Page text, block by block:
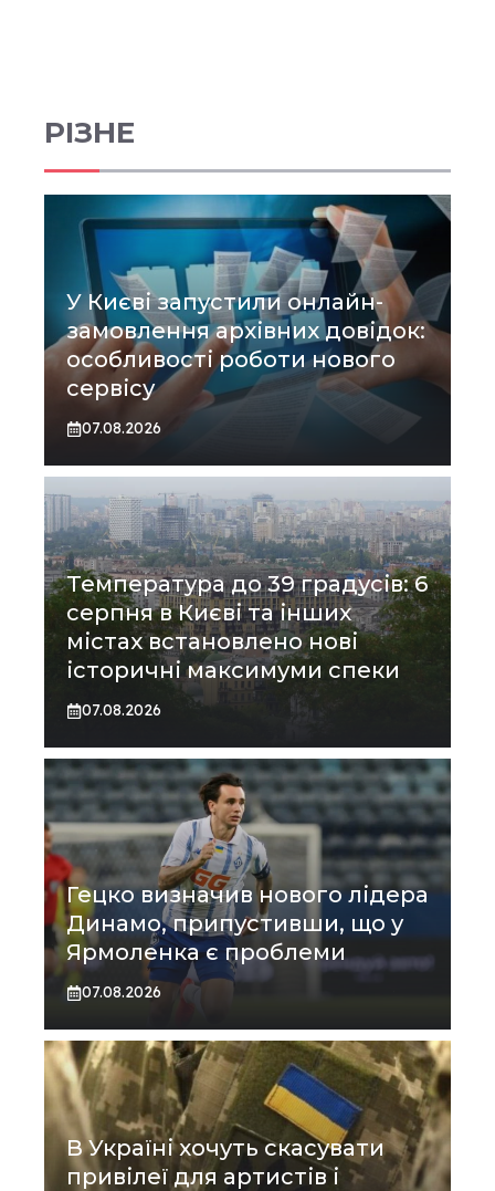
РІЗНЕ
У Києві запустили онлайн-
замовлення архівних довідок:
особливості роботи нового
сервісу
07.08.2026
Температура до 39 градусів: 6
серпня в Києві та інших
містах встановлено нові
історичні максимуми спеки
07.08.2026
Гецко визначив нового лідера
Динамо, припустивши, що у
Ярмоленка є проблеми
07.08.2026
В Україні хочуть скасувати
привілеї для артистів і